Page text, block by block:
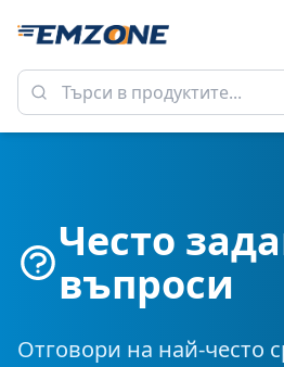
Често
въпроси
Отговори на най-често